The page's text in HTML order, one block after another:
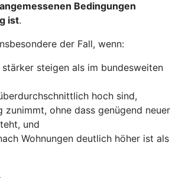
Bedingungen
ist.
der Fall, wenn:
steigen als im bundesweiten
hoch sind,
zunimmt, ohne dass genügend neuer
und
Wohnungen deutlich höher ist als